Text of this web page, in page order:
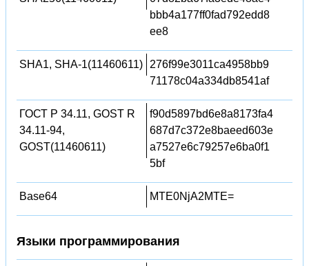
bbb4a177ff0fad792edd8
ee8
SHA1, SHA-1(11460611)
276f99e3011ca4958bb9
71178c04a334db8541af
ГОСТ Р 34.11, GOST R
34.11-94,
GOST(11460611)
f90d5897bd6e8a8173fa4
687d7c372e8baeed603e
a7527e6c79257e6ba0f1
5bf
Base64 MTE0NjA2MTE=
Языки программирования